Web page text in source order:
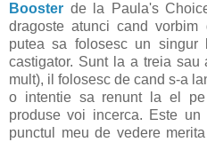
Booster de la Paula's
dragoste atunci cand
putea sa folosesc un
castigator. Sunt la a treia
mult), il folosesc de cand s-a
o intentie sa renunt la el
produse voi incerca. Este
punctul meu de vedere